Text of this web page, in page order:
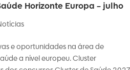
Horizonte Europa – julho
e oportunidades na área de
a nível europeu. Cluster